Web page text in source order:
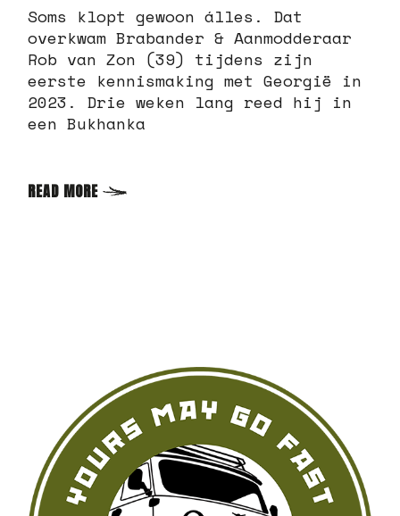
Soms klopt gewoon álles. Dat
overkwam Brabander & Aanmodderaar
Rob van Zon (39) tijdens zijn
eerste kennismaking met Georgië in
2023. Drie weken lang reed hij in
een Bukhanka
READ MORE